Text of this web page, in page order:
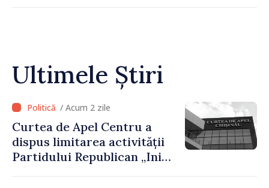
Ultimele Știri
/ Acum 2 zile
Curtea de Apel Centru a
dispus limitarea activității
Partidului Republican „Inima